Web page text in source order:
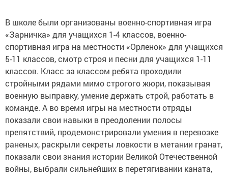
В школе были организованы военно-спортивная игра
«Зарничка» для учащихся 1-4 классов, военно-
спортивная игра на местности «Орленок» для учащихся
5-11 классов, смотр строя и песни для учащихся 1-11
классов. Класс за классом ребята проходили
стройными рядами мимо строгого жюри, показывая
военную выправку, умение держать строй, работать в
команде. А во время игры на местности отряды
показали свои навыки в преодолении полосы
препятствий, продемонстрировали умения в перевозке
раненых, раскрыли секреты ловкости в метании гранат,
показали свои знания истории Великой Отечественной
войны, выбрали сильнейших в перетягивании каната,